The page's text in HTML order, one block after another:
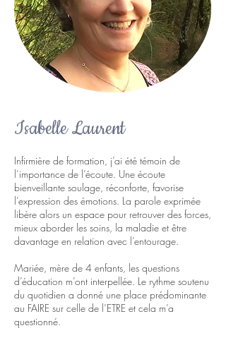
Isabelle Laurent
Infirmière de formation, j’ai été témoin de
l’importance de l’écoute. Une écoute
bienveillante soulage, réconforte, favorise
l’expression des émotions. La parole exprimée
libère alors un espace pour retrouver des forces,
mieux aborder les soins, la maladie et être
davantage en relation avec l’entourage.
Mariée, mère de 4 enfants, les questions
d’éducation m’ont interpellée. Le rythme soutenu
du quotidien a donné une place prédominante
au FAIRE sur celle de l’ETRE et cela m’a
questionné.